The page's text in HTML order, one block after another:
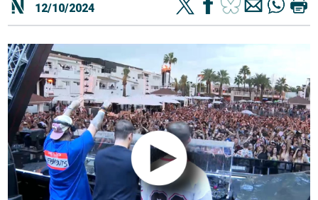
12/10/2024